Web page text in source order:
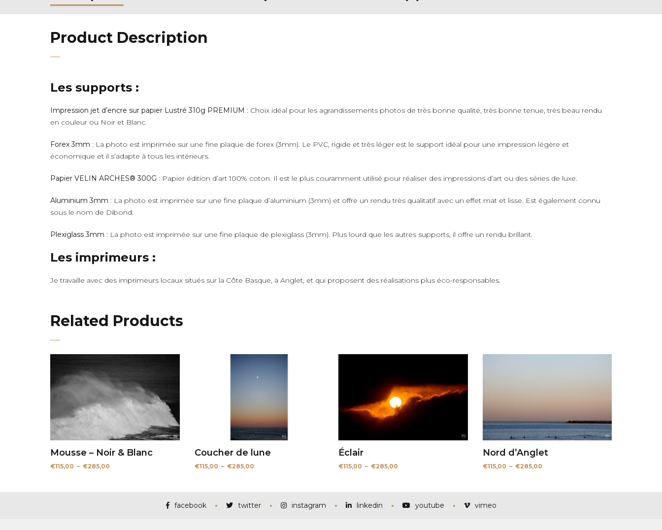
Product Description
Les supports :
Impression jet d’encre sur papier Lustré 310g PREMIUM : Choix idéal pour les agrandissements photos de très bonne qualité, très bonne tenue, très beau rendu
en couleur ou Noir et Blanc.
Forex 3mm : La photo est imprimée sur une fine plaque de forex (3mm). Le PVC, rigide et très léger est le support idéal pour une impression légère et
économique et il s’adapte à tous les intérieurs.
Papier VELIN ARCHES® 300G : Papier édition d’art 100% coton. Il est le plus couramment utilisé pour réaliser des impressions d’art ou des séries de luxe.
Aluminium 3mm : La photo est imprimée sur une fine plaque d’aluminium (3mm) et offre un rendu très qualitatif avec un effet mat et lisse. Est également connu
sous le nom de Dibond.
Plexiglass 3mm : La photo est imprimée sur une fine plaque de plexiglass (3mm). Plus lourd que les autres supports, il offre un rendu brillant.
Les imprimeurs :
Je travaille avec des imprimeurs locaux situés sur la Côte Basque, à Anglet, et qui proposent des réalisations plus éco-responsables.
Related Products
Mousse – Noir & Blanc
€115,00 – €285,00
Coucher de lune
€115,00 – €285,00Plage
€285,00
Éclair
€115,00 – €285,00
€285,00
Nord d’Anglet
€115,00 – €285,00Plage
facebook twitter instagram linkedin youtube vimeo